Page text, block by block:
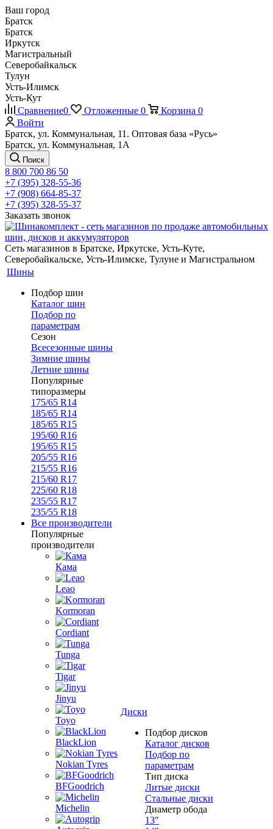
Ваш город
Братск
Братск
Иркутск
Магистральный
Северобайкальск
Тулун
Усть-Илимск
Усть-Кут
Сравнение0 Отложенные 0 Корзина 0
Войти
Братск, ул. Коммунальная, 11. Оптовая база «Русь»
Братск, ул. Коммунальная, 1А
Поиск
8 800 700 86 50
+7 (395) 328-55-36
+7 (908) 664-85-37
+7 (395) 328-55-37
Заказать звонок
Сеть магазинов в Братске, Иркутске, Усть-Куте,
Северобайкальске, Усть-Илимске, Тулуне и Магистральном
Шины
Подбор шин
Каталог шин
Подбор по
параметрам
Сезон
Всесезонные шины
Зимние шины
Летние шины
Популярные
типоразмеры
175/65 R14
185/65 R14
185/65 R15
195/60 R16
195/65 R15
205/55 R16
215/55 R16
215/60 R17
225/60 R18
235/55 R17
235/55 R18
Все производители
Популярные
производители
Кама
Leao
Kormoran
Cordiant
Tunga
Tigar
Jinyu
Toyo
BlackLion
Nokian Tyres
BFGoodrich
Michelin
Диски
Подбор дисков
Каталог дисков
Подбор по
параметрам
Тип диска
Литые диски
Стальные диски
Диаметр обода
13"